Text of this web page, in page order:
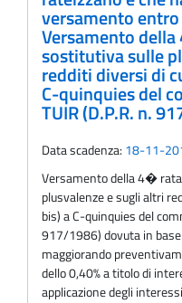
versamento
Versamento
sostitutiva sulle
redditi diversi di
C-quinquies del
TUIR (D.P.R. n.
Data scadenza: 18-11-
Versamento della 4�
plusvalenze e sugli altri
bis) a C-quinquies del
917/1986) dovuta in
maggiorando
dello 0,40% a titolo di
applicazione degli